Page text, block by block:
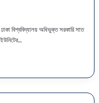
বিশ্ববিদ্যালয় অধিভুক্ত সরকারি সাত